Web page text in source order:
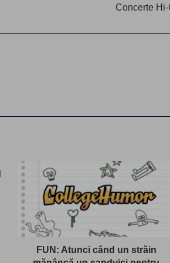
Concerte Hi-
FUN: Atunci când un străin